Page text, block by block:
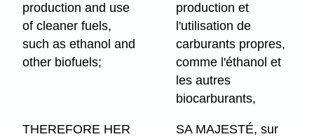
production and use
of cleaner fuels,
such as ethanol and
other biofuels;
production et
l'utilisation de
carburants propres,
comme l'éthanol et
les autres
biocarburants,
THEREFORE HER
SA MAJESTÉ, sur